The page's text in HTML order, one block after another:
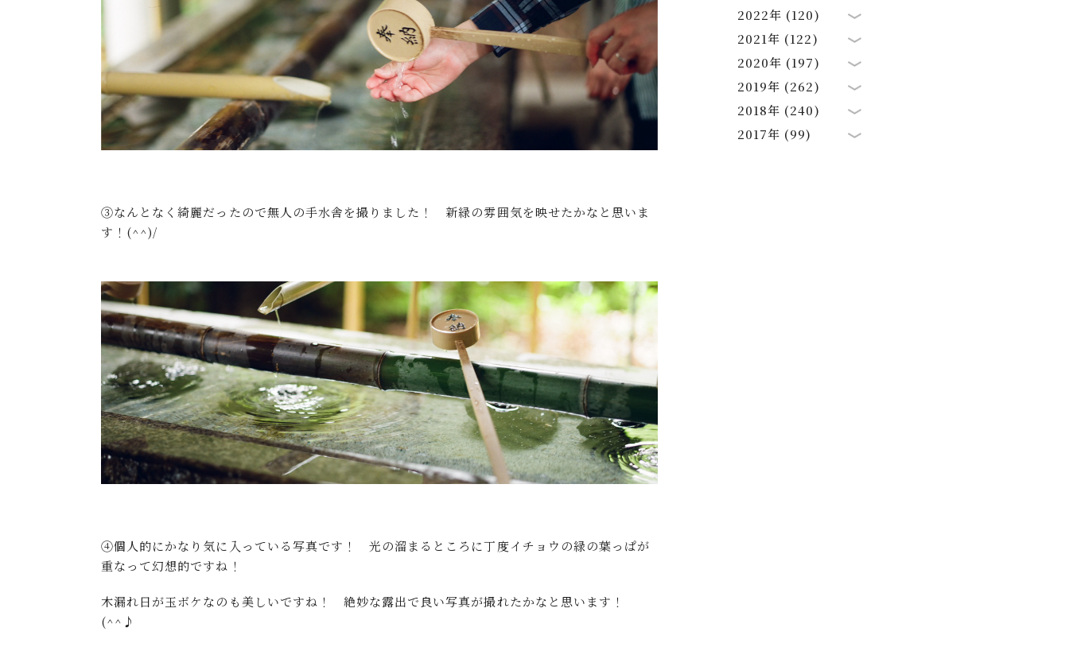
③なんとなく綺麗だったので無人の手水舎を撮りました！ 新緑の雰囲気を映せたかなと思いま
す！(^^)/
④個人的にかなり気に入っている写真です！ 光の溜まるところに丁度イチョウの緑の葉っぱが
重なって幻想的ですね！
木漏れ日が玉ボケなのも美しいですね！ 絶妙な露出で良い写真が撮れたかなと思います！
(^^♪
2022年 (120)
2021年 (122)
2020年 (197)
2019年 (262)
2018年 (240)
2017年 (99)